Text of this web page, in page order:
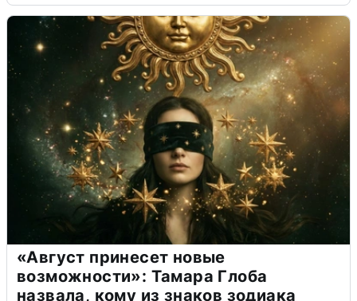
«Август принесет новые
возможности»: Тамара Глоба
назвала, кому из знаков зодиака